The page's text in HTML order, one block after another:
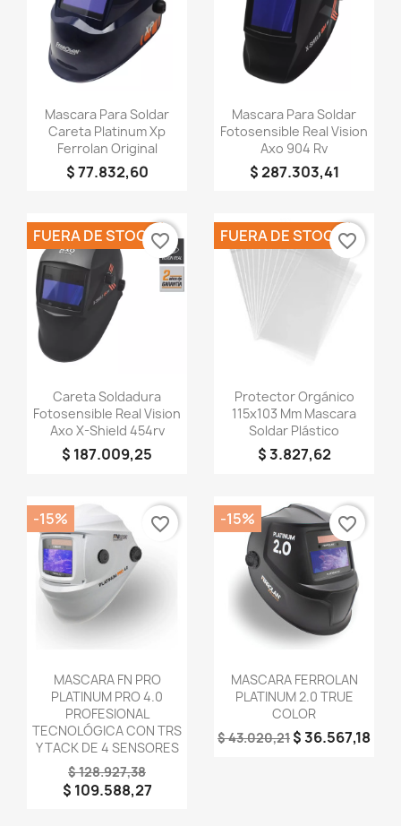
Vista rápida
Mascara Para Soldar
Careta Platinum Xp
Ferrolan Original
$ 77.832,60
Vista rápida
Mascara Para Soldar
Fotosensible Real Vision
Axo 904 Rv
$ 287.303,41
Vista rápida
Careta Soldadura
Fotosensible Real Vision
Axo X-Shield 454rv
$ 187.009,25
FUERA DE STOCKfavorite_border
Vista rápida
Protector Orgánico
115x103 Mm Mascara
Soldar Plástico
$ 3.827,62
FUERA DE STOCKfavorite_border
Vista rápida
MASCARA FN PRO
PLATINUM PRO 4.0
PROFESIONAL
TECNOLÓGICA CON TRS
Y TACK DE 4 SENSORES
$ 128.927,38
$ 109.588,27
-15% favorite_border
Vista rápida
MASCARA FERROLAN
PLATINUM 2.0 TRUE
COLOR
$ 43.020,21 $ 36.567,18
-15% favorite_border
Crear lista de deseos
Nombre de la lista de deseos
Crear lista de deseos